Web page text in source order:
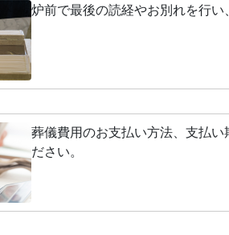
炉前で最後の読経やお別れを行い
葬儀費用のお支払い方法、支払
ださい。